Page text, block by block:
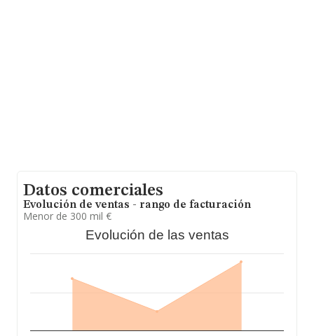
Datos comerciales
Evolución de ventas - rango de facturación
Menor de 300 mil €
Evolución de las ventas